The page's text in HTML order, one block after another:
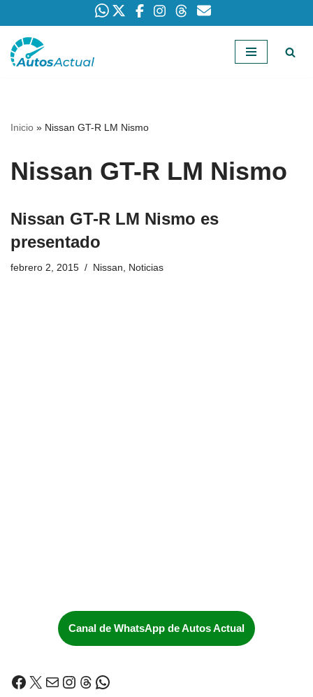
Saltar
Inicio » Nissan GT-R LM Nismo
Nissan GT-R LM Nismo
Nissan GT-R LM Nismo es
presentado
febrero 2, 2015 Nissan, Noticias
Canal de WhatsApp de Autos Actual